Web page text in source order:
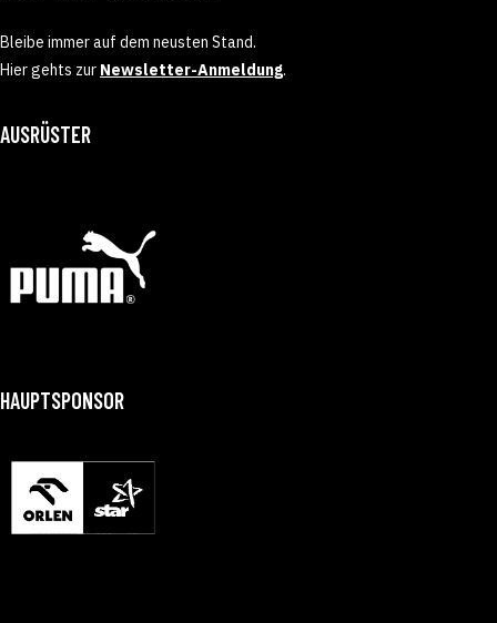
Bleibe immer auf dem neusten Stand.
Hier gehts zur Newsletter-Anmeldung.
AUSRÜSTER
HAUPTSPONSOR